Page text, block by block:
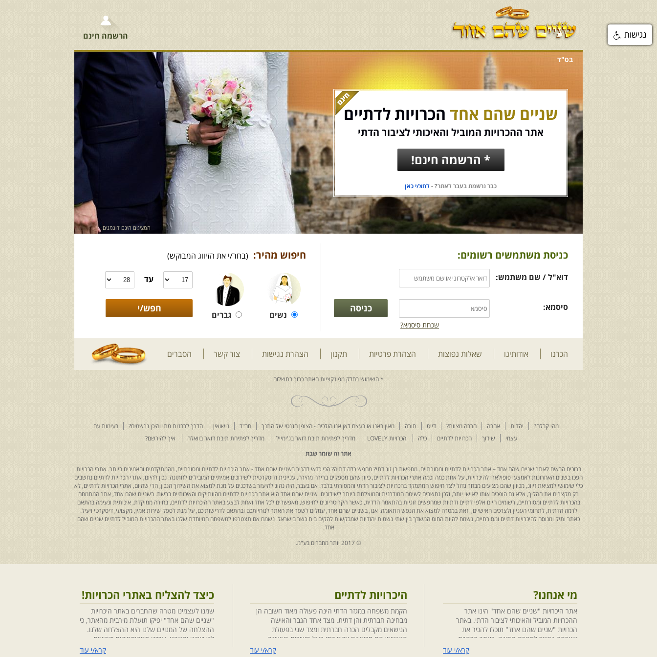
הרשמה חינם
בס"ד
שניים שהם אחד הכרויות לדתיים
אתר ההכרויות המוביל והאיכותי לציבור הדתי
* הרשמה חינם!
כבר נרשמת בעבר לאתר? -לחצ/י כאן
המציגים הינם דוגמנים
כניסת משתמשים רשומים:
דוא"ל / שם משתמש:
סיסמא:
שכחת סיסמא?
חיפוש מהיר: (בחר/י את הזיווג המבוקש)
נשים גברים
עד
הכרנו אודותינו שאלות נפוצות הצהרת פרטיות תקנון הצהרת נגישות צור קשר הסברים
מהי קבלה? יהדות אהבה הרבה מצוות? דייט תורה מאין באנו או בעצם לאן אנו הולכים - הצופן הגנטי של התנך חב"ד נישואין הדרך לרבנות מתי והיכן נרשמים?
בעימות עם
עצמי
שידוך הכרויות לדתיים כלה הכרויות LOVELY מדריך לפתיחת תיבת דואר בג'ימייל מדריך לפתיחת תיבת דואר בוואלה
איך להירשם?
אתר זה שומר שבת
ברוכים הבאים לאתר שניים שהם אחד – אתר הכרויות לדתיים ומסורתיים. מחפשת בן זוג דתי? מחפש כלה דתיה? הכי כדאי להכיר בשניים שהם אחד - אתר היכרויות לדתיים ומסורתיים, מהמתקדמים והאמינים ביותר. אתרי הכרויות
הפכו בשנים האחרונות לאמצעי פופולארי להיכרויות, על אחת כמה וכמה אתרי הכרויות לדתיים, כיוון שהם מספקים ברירה מהירה, עניינית ודיסקרטית לשידוכים אמיתיים המובילים לחתונה. נכון להיום, אתרי הכרויות לדתיים נחשבים
כלי שימושי למציאת זיווג, מכיוון שהם מציעים מבחר גדול לצד חיפוש המתמקד בהכרויות לציבור הדתי והמסורתי בלבד. אם בעבר, היה נהוג להיעזר בשדכנים על מנת למצוא את השידוך הנכון, הרי שהיום, אתרי הכרויות לדתיים, לא
רק מקצרים את ההליך, אלא גם הופכים אותו לאישי יותר, ולכן נחשבים לשיטה המודרנית והמוצלחת ביותר לשידוכים. שניים שהם אחד הוא אתר הכרויות לדתיים מהוותיקים והאיכותיים ברשת. בשניים שהם אחד, אתר המתמחה
בהכרויות לדתיים ומסורתיים, רשומים היום אלפי דתיים ודתיות שמחפשים זוגיות בהתאמה הדדית, כאשר הקריטריונים לחיפוש, מאפשרים לכל אחד ואחת לבצע באתר ההיכרויות לדתיים, בחירה ממוקדת, איכותית ונעימה בהתאם
לרמה הדתית, לתחומי העניין ולצרכים האישיים, וזאת במטרה למצוא את הנפש התאומה. אנו, בשניים שהם אחד, עמלים לשפר את האתר לנוחיותכם ובהתאם לדרישותיכם, על מנת לספק שירות אמין, מקצועי, דיסקרטי ויעיל.
כאתר ותיק ומנוסה להיכרויות דתיים ומסורתיים, נשמח להיות החוט המשדך בין שתי נשמות יהודיות שמבקשות להקים בית כשר בישראל. נשמח אם תצטרפו למשפחה המיוחדת שלנו באתר ההכרויות המוביל לדתיים שניים שהם
אחד.
© 2017 יותר מחברים בע"מ.
מי אנחנו?
אתר היכרויות "שניים שהם אחד" הינו אתר
ההכרויות המוביל והאיכותי לציבור הדתי. באתר
הכרויות "שניים שהם אחד" תוכלו להכיר את
שאהבה נפשך למטרת חתונה, באתר הכרויות
"שניים שהם אחד" הושקעו מחשבה ומאמציםקרא/י עוד
היכרויות לדתיים
הקמת משפחה במגזר הדתי הינה פעולה מאוד חשובה הן
מבחינה חברתית והן דתית. מצד אחד הגבר והאישה
הנישאים מקבלים הכרה חברתית ומצד שני בפעולת
הנישואין הם מבצעים אקט דתי בעל חשיבות ראשונה
במעלה. חשוב לציין בהקשר זה שגם הגורמים למפגשקרא/י עוד
כיצד להצליח באתרי הכרויות!
שמנו לעצמינו מטרה שהחברים באתר היכרויות
"שניים שהם אחד" יפיקו תועלת מירבית מהאתר, כי
ההצלחה של המנויים שלנו היא ההצלחה שלנו.
לכן ישבנו וחשבנו ,ערכנו סטטיסטיקות וקבוצות
מיקוד, בחנו התנהגויות ומגמות והמסקנה החדקרא/י עוד
נגישות